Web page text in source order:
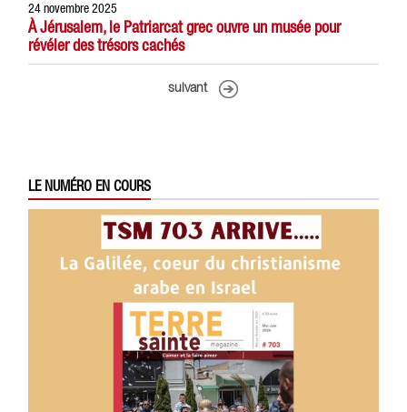
24 novembre 2025
À Jérusalem, le Patriarcat grec ouvre un musée pour
révéler des trésors cachés
suivant
LE NUMÉRO EN COURS